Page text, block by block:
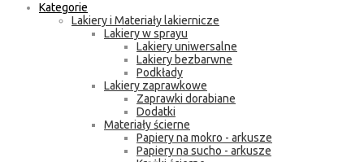
Kategorie
Lakiery i Materiały lakiernicze
Lakiery w sprayu
Lakiery uniwersalne
Lakiery bezbarwne
Podkłady
Lakiery zaprawkowe
Zaprawki dorabiane
Dodatki
Materiały ścierne
Papiery na mokro - arkusze
Papiery na sucho - arkusze